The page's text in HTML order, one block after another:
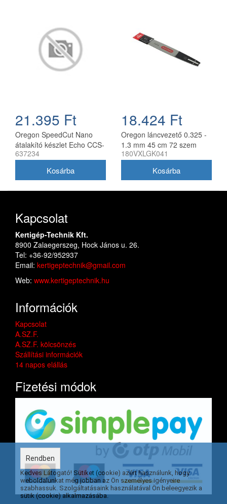
21.395 Ft
Oregon SpeedCut Nano
átalakító készlet Echo CCS-
58V láncfűrészhez 40 cm
637234
18.424 Ft
Oregon láncvezető 0.325 -
1.3 mm 45 cm 72 szem
Husqvarna fűrészekhez
180VXLGK041
Kapcsolat
Kertigép-Technik Kft.
8900 Zalaegerszeg, Hock János u. 26.
Tel: +36-92/952937
Email: kertigeptechnik@gmail.com
Web: www.kertigeptechnik.hu
Információk
Kapcsolat
A.SZ.F.
A.SZ.F. kölcsönzés
Szállítási információk
14 napos elállás
Fizetési módok
Rendben
Kedves Látogató! Sütiket (cookie) azért használunk, hogy
weboldalunkat még jobban az Ön személyes igényeire
szabhassuk. Szolgáltatásaink használatával Ön beleegyezik a
sütik (cookie) alkalmazásába.